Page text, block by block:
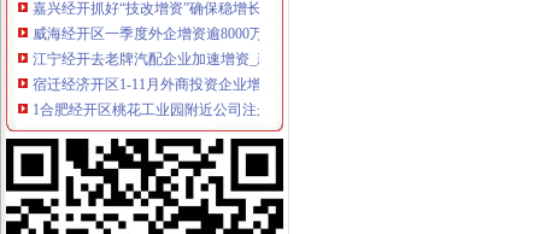
威海经开区一季度外企增资逾8000万美元|山东省商务厅
江宁经开去老牌汽配企业加速增资_新能源资讯_中国新能源网
宿迁经济开区1-11月外商投资企业增资扩股踊跃-直通县区-西楚网-宿
1合肥经开区桃花工业园附近公司注册股权转让增资验资找李会计经验
韩路路会计在经开区天门湖新界周边快速注册公司代账增资验资报告-
武进教育信息网__关于下达经开区学校教师增资补发经费的通知
铜陵经开区铜基新材料产业发展基金新增资5亿元|铜基|经开区|新材料_
看赣州经开区如何推动企业发展升级-赣州江钨,赣州经开区-赣州频道
经开区注册公司工商年检备案增资验资找姚宁宁会计-合肥58同城